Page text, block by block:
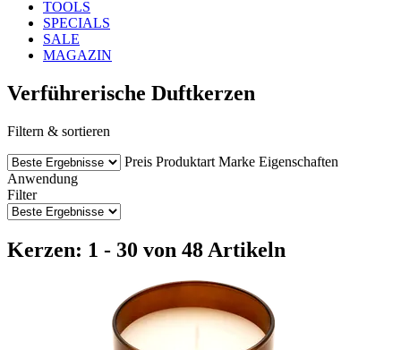
TOOLS
SPECIALS
SALE
MAGAZIN
Verführerische Duftkerzen
Filtern & sortieren
Preis Produktart Marke Eigenschaften
Anwendung
Filter
Kerzen: 1 - 30 von 48 Artikeln